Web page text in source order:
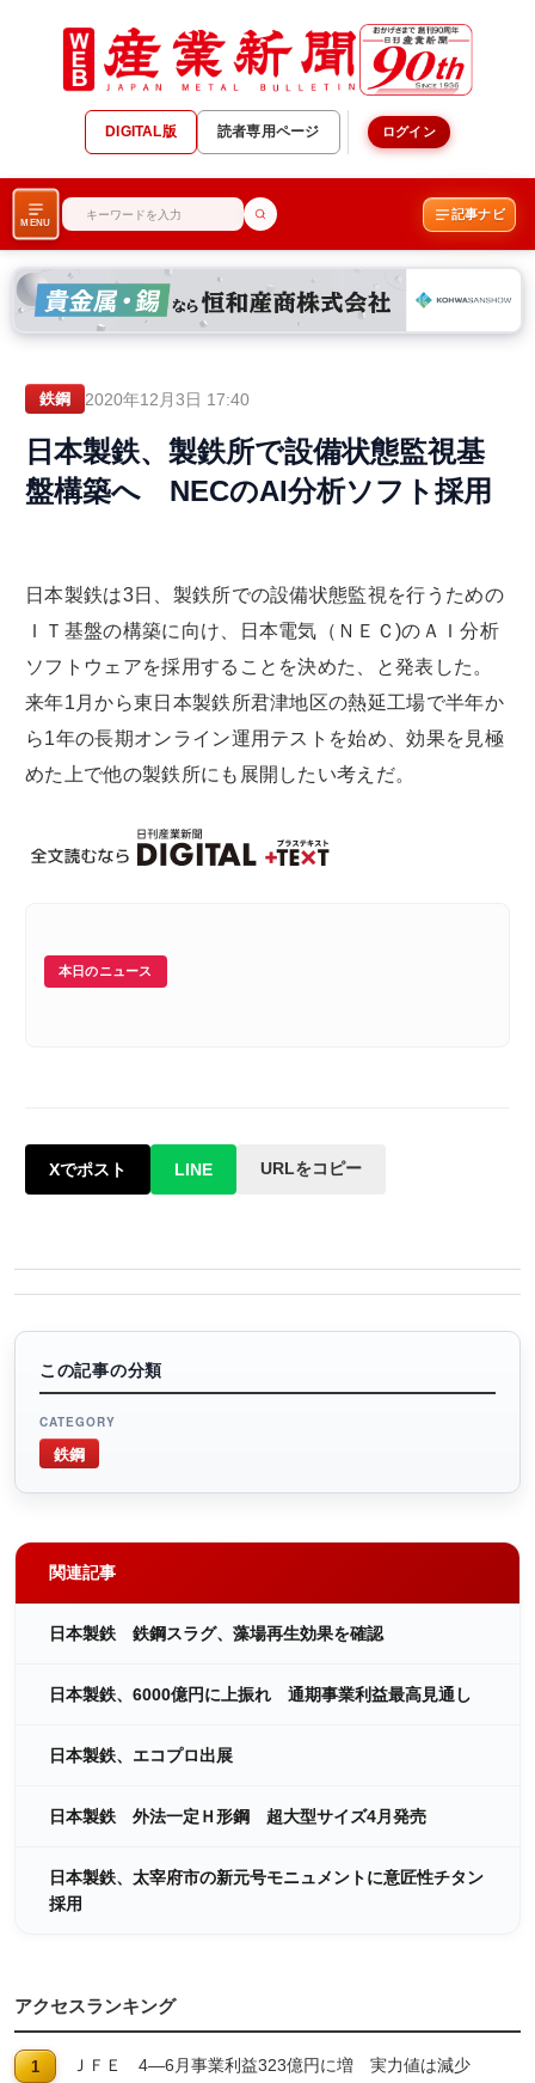
DIGITAL版 読者専用ページ ログイン
MENU
記事ナビ
鉄鋼 2020年12月3日 17:40
日本製鉄、製鉄所で設備状態監視基
盤構築へ NECのAI分析ソフト採用
日本製鉄は3日、製鉄所での設備状態監視を行うための
ＩＴ基盤の構築に向け、日本電気（ＮＥＣ)のＡＩ分析
ソフトウェアを採用することを決めた、と発表した。
来年1月から東日本製鉄所君津地区の熱延工場で半年か
ら1年の長期オンライン運用テストを始め、効果を見極
めた上で他の製鉄所にも展開したい考えだ。
本日のニュース
Xでポスト LINE URLをコピー
この記事の分類
CATEGORY
鉄鋼
関連記事
日本製鉄 鉄鋼スラグ、藻場再生効果を確認
日本製鉄、6000億円に上振れ 通期事業利益最高見通し
日本製鉄、エコプロ出展
日本製鉄 外法一定Ｈ形鋼 超大型サイズ4月発売
日本製鉄、太宰府市の新元号モニュメントに意匠性チタン
採用
アクセスランキング
ＪＦＥ 4―6月事業利益323億円に増 実力値は減少